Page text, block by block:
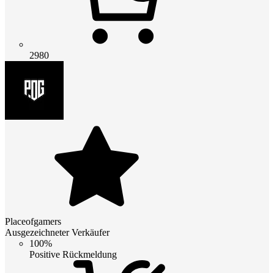
2980
Placeofgamers
Ausgezeichneter Verkäufer
100%
Positive Rückmeldung